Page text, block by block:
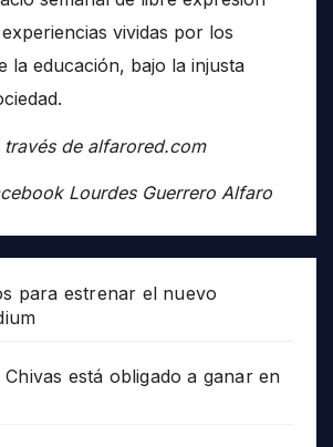
vividas por los
la educación, bajo la injusta
través de alfarored.com
Lourdes Guerrero Alfaro
para estrenar el nuevo
está obligado a ganar en